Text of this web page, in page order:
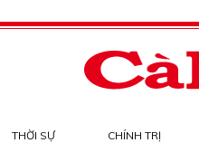
THỜI SỰ CHÍNH TRỊ